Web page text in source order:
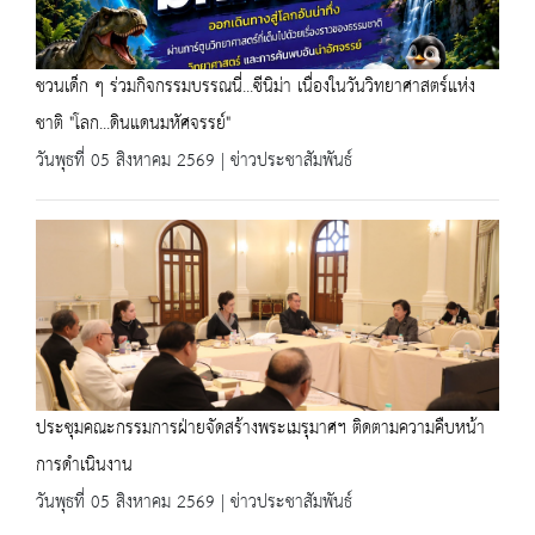
ชวนเด็ก ๆ ร่วมกิจกรรมบรรณนี่...ซีนิม่า เนื่องในวันวิทยาศาสตร์แห่ง
ชาติ "โลก...ดินแดนมหัศจรรย์"
วันพุธที่ 05 สิงหาคม 2569 | ข่าวประชาสัมพันธ์
ประชุมคณะกรรมการฝ่ายจัดสร้างพระเมรุมาศฯ ติดตามความคืบหน้า
การดำเนินงาน
วันพุธที่ 05 สิงหาคม 2569 | ข่าวประชาสัมพันธ์